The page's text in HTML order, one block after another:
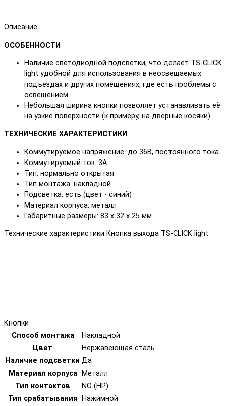
Описание
ОСОБЕННОСТИ
Наличие светодиодной подсветки, что делает TS-CLICK
light удобной для использования в неосвещаемых
подъездах и других помещениях, где есть проблемы с
освещением
Небольшая ширина кнопки позволяет устанавливать её
на узкие поверхности (к примеру, на дверные косяки)
ТЕХНИЧЕСКИЕ ХАРАКТЕРИСТИКИ
Коммутируемое напряжение: до 36В, постоянного тока
Коммутируемый ток: 3А
Тип: нормально открытая
Тип монтажа: накладной
Подсветка: есть (цвет - синий)
Материал корпуса: металл
Габаритные размеры: 83 х 32 х 25 мм
Технические характеристики Кнопка выхода TS-CLICK light
Кнопки
Способ монтажа
Накладной
Цвет
Нержавеющая сталь
Наличие подсветки Да
Материал корпуса
Металл
Тип контактов
NO (НР)
Тип срабатывания
Нажимной